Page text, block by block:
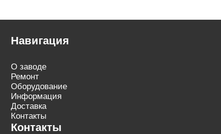
Навигация
О заводе
Ремонт
Оборудование
Информация
Доставка
Контакты
Контакты